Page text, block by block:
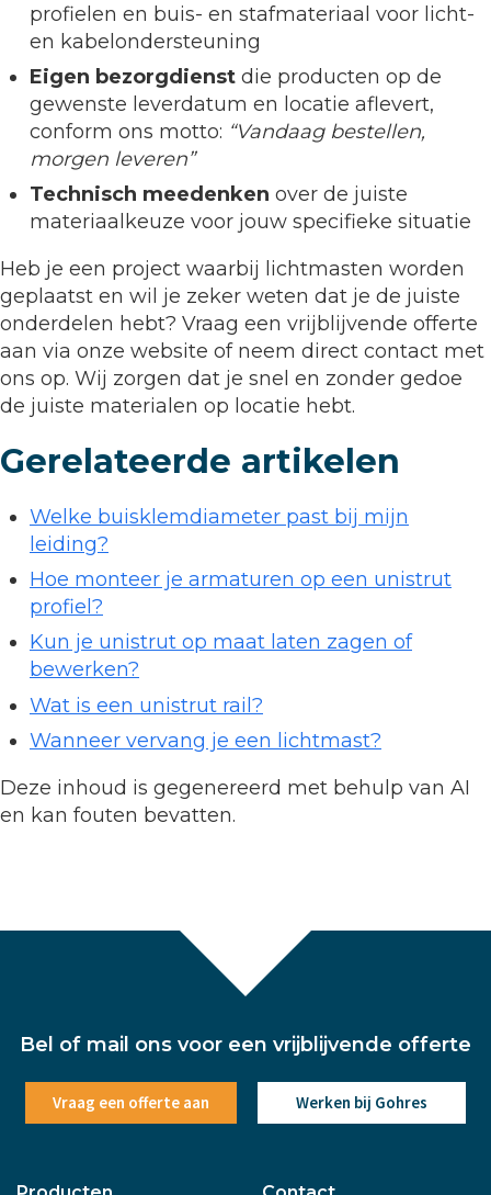
profielen en buis- en stafmateriaal voor licht-
en kabelondersteuning
Eigen bezorgdienst die producten op de
gewenste leverdatum en locatie aflevert,
conform ons motto: “Vandaag bestellen,
morgen leveren”
Technisch meedenken over de juiste
materiaalkeuze voor jouw specifieke situatie
Heb je een project waarbij lichtmasten worden
geplaatst en wil je zeker weten dat je de juiste
onderdelen hebt? Vraag een vrijblijvende offerte
aan via onze website of neem direct contact met
ons op. Wij zorgen dat je snel en zonder gedoe
de juiste materialen op locatie hebt.
Gerelateerde artikelen
Welke buisklemdiameter past bij mijn
leiding?
Hoe monteer je armaturen op een unistrut
profiel?
Kun je unistrut op maat laten zagen of
bewerken?
Wat is een unistrut rail?
Wanneer vervang je een lichtmast?
Deze inhoud is gegenereerd met behulp van AI
en kan fouten bevatten.
Bel of mail ons voor een vrijblijvende offerte
Vraag een offerte aan Werken bij Gohres